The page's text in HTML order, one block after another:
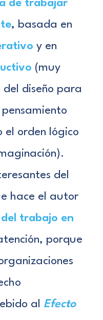
de trabajar
, basada en
y en
(muy
diseño para
el orden lógico
del
hace el autor
trabajo en
porque
al Efecto